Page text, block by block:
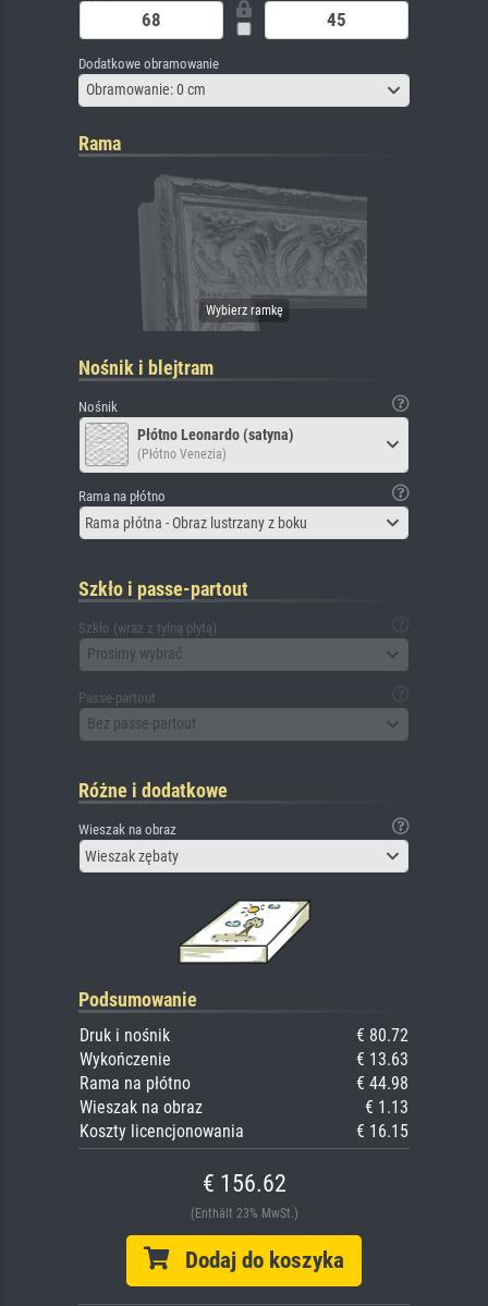
Dodatkowe obramowanie
Obramowanie: 0 cm
Rama
Nośnik i blejtram
Nośnik
Płótno Leonardo (satyna)
(Płótno Venezia)
Rama na płótno
Rama płótna - Obraz lustrzany z boku
Szkło i passe-partout
Szkło (wraz z tylną płytą)
Prosimy wybrać
Passe-partout
Bez passe-partout
Różne i dodatkowe
Wieszak na obraz
Wieszak zębaty
Podsumowanie
Druk i nośnik
€ 80.72
Wykończenie
€ 13.63
Rama na płótno
€ 44.98
Wieszak na obraz
€ 1.13
Koszty licencjonowania
€ 16.15
€ 156.62
(Enthält 23% MwSt.)
Dodaj do koszyka